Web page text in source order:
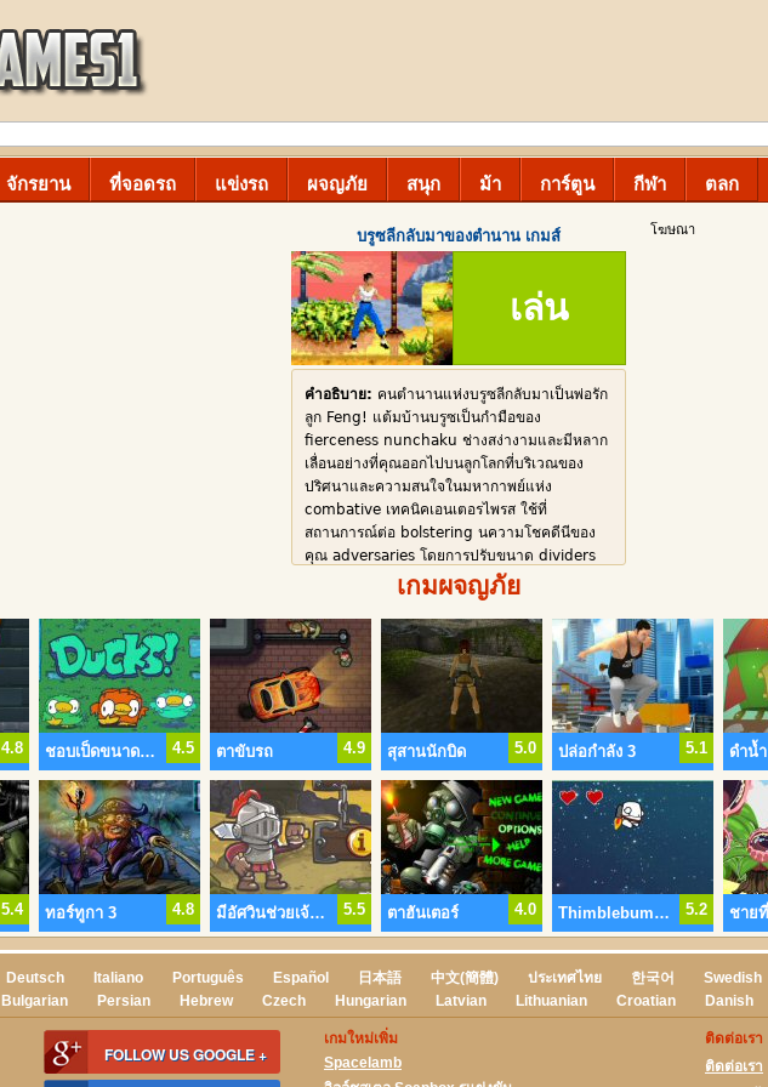
จักรยาน ที่จอดรถ แข่งรถ ผจญภัย สนุก ม้า การ์ตูน กีฬา ตลก
โฆษณา
บรูซลีกลับมาของตำนาน เกมส์
เล่น
คำอธิบาย: คนตำนานแห่งบรูซลีกลับมาเป็นพ่อรัก
ลูก Feng! แต้มบ้านบรูซเป็นกำมือของ
fierceness nunchaku ช่างสง่างามและมีหลาก
เลื่อนอย่างที่คุณออกไปบนลูกโลกที่บริเวณของ
ปริศนาและความสนใจในมหากาพย์แห่ง
combative เทคนิคเอนเตอรไพรส ใช้ที่
สถานการณ์ต่อ bolstering นความโชคดีนีของ
คุณ adversaries โดยการปรับขนาด dividers
และต่อสู้เหมือนกับอาจารย์ต่างออกช่างมารวมกัน
และทำร้ายเหยื่อขอตัวเร่งปฏิกิริยาย
เกมผจญภัย
4.8 4.5
ชอบเป็ดขนาดนั้นหรอกเพื่ 4.9
ตาขับรถ 5.0
สุสานนักบิด 5.1
ปล่อกำลัง 3 ดำน้ำ
5.4 4.8
ทอร์ทูกา 3 5.5
มีอัศวินช่วยเจ้าหญิง 4.0
ตาฮันเตอร์ 5.2
Thimblebumps ภารกิจสำหรับเนปจู
Deutsch Italiano Português Español 日本語 中文(簡體) ประเทศไทย 한국어 Swedish
Bulgarian
Persian Hebrew Czech Hungarian Latvian Lithuanian Croatian Danish
FOLLOW US GOOGLE +
เกมใหม่เพิ่ม
Spacelamb
ติดต่อเรา
ติดต่อเรา